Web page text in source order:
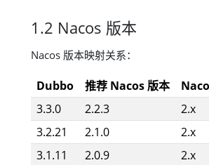
1.2 Nacos 版本
Nacos 版本映射关系：
Dubbo 推荐 Nacos 版本
3.3.0
2.2.3
2.x
3.2.21
2.1.0
2.x
3.1.11
2.0.9
2.x